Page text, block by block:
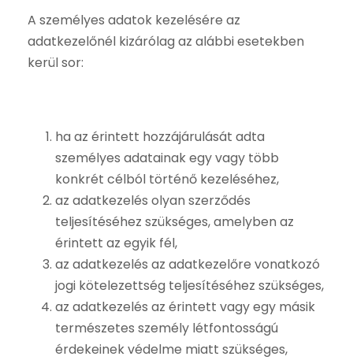
A személyes adatok kezelésére az
adatkezelőnél kizárólag az alábbi esetekben
kerül sor:
ha az érintett hozzájárulását adta
személyes adatainak egy vagy több
konkrét célból történő kezeléséhez,
az adatkezelés olyan szerződés
teljesítéséhez szükséges, amelyben az
érintett az egyik fél,
az adatkezelés az adatkezelőre vonatkozó
jogi kötelezettség teljesítéséhez szükséges,
az adatkezelés az érintett vagy egy másik
természetes személy létfontosságú
érdekeinek védelme miatt szükséges,